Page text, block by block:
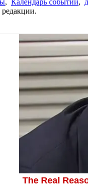
, Календарь событий,